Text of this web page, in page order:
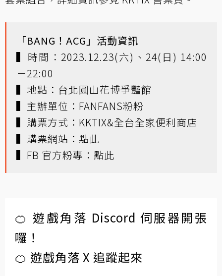
「BANG！ACG」活動資訊
▍時間：2023.12.23(六)、24(日) 14:00
－22:00
▍地點：台北圓山花博爭豔館
▍主辦單位：FANFANS粉粉
▍購票方式：KKTIX&全台全家便利商店​
▍購票網站： 點此
▍FB 官方粉專： 點此
🍊 遊戲角落 Discord 伺服器開張
囉！
🍊 遊戲角落 X 追蹤起來